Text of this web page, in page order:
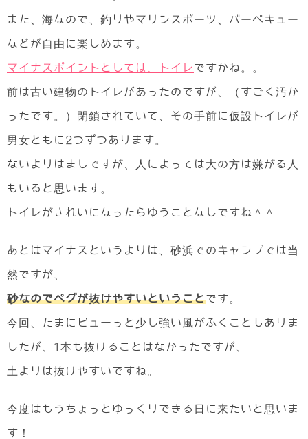
また、海なので、釣りやマリンスポーツ、バーベキュー
などが自由に楽しめます。
マイナスポイントとしては、トイレですかね。。
前は古い建物のトイレがあったのですが、（すごく汚か
ったです。）閉鎖されていて、その手前に仮設トイレが
男女ともに2つずつあります。
ないよりはましですが、人によっては大の方は嫌がる人
もいると思います。
トイレがきれいになったらゆうことなしですね＾＾
あとはマイナスというよりは、砂浜でのキャンプでは当
然ですが、
砂なのでペグが抜けやすいということです。
今回、たまにビューっと少し強い風がふくこともありま
したが、1本も抜けることはなかったですが、
土よりは抜けやすいですね。
今度はもうちょっとゆっくりできる日に来たいと思いま
す！